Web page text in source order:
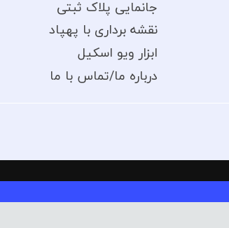
جانمایی پلاک ثبتی
نقشه برداری با پهپاد
ابزار ویو اسکیل
درباره ما/تماس با ما